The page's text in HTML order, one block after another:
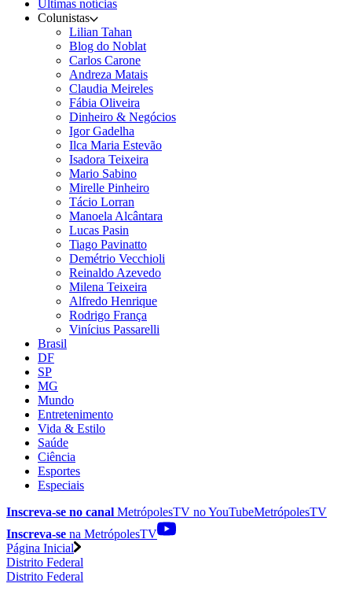
Últimas notícias
Colunistas
Lilian Tahan
Blog do Noblat
Carlos Carone
Andreza Matais
Claudia Meireles
Fábia Oliveira
Dinheiro & Negócios
Igor Gadelha
Ilca Maria Estevão
Isadora Teixeira
Mario Sabino
Mirelle Pinheiro
Tácio Lorran
Manoela Alcântara
Lucas Pasin
Tiago Pavinatto
Demétrio Vecchioli
Reinaldo Azevedo
Milena Teixeira
Alfredo Henrique
Rodrigo França
Vinícius Passarelli
Brasil
DF
SP
MG
Mundo
Entretenimento
Vida & Estilo
Saúde
Ciência
Esportes
Especiais
Inscreva-se no canal MetrópolesTV noYouTubeMetrópolesTV
Inscreva-se na MetrópolesTV
Página Inicial
Distrito Federal
Distrito Federal